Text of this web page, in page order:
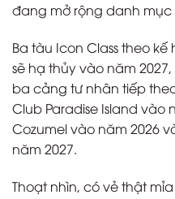
đang mở rộng danh
Ba tàu Icon Class theo
sẽ hạ thủy vào năm
ba cảng tư nhân tiếp
Club Paradise Island vào
Cozumel vào năm 2026
năm 2027.
Thoạt nhìn, có vẻ thật